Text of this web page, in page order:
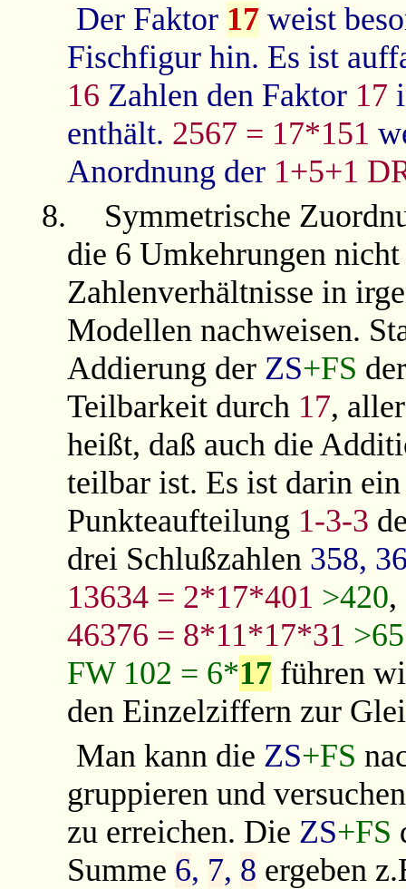
Der Faktor 17weist
Fischfigur hin. Es ist
16 Zahlen den Faktor 17
enthält. 2567 = 17*151
Anordnung der 1+5+1
8.
Symmetrische
die 6 Umkehrungen
Zahlenverhältnisse in
Modellen nachweisen.
Addierung der ZS+FS
Teilbarkeit durch 17,
heißt, daß auch die
teilbar ist. Es ist darin
Punkteaufteilung 1-3-3
drei Schlußzahlen 358,
13634 = 2*17*401 >420,
46376 = 8*11*17*31 >65
FW 102 = 6*17 führen
den Einzelziffern zur
Man kann die ZS+FS
gruppieren und
zu erreichen. Die ZS+FS
Summe 6, 7, 8 ergeben